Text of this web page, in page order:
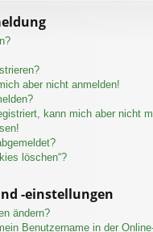
aber nicht anmelden!
kann mich aber nicht
löschen“?
-einstellungen
ändern?
Benutzername in der